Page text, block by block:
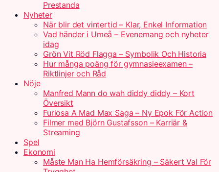
Prestanda
Nyheter
När blir det vintertid – Klar, Enkel Information
Vad händer i Umeå – Evenemang och nyheter
idag
Grön Vit Röd Flagga – Symbolik Och Historia
Hur många poäng för gymnasieexamen –
Riktlinjer och Råd
Nöje
Manfred Mann do wah diddy diddy – Kort
Översikt
Furiosa A Mad Max Saga – Ny Epok För Action
Filmer med Björn Gustafsson – Karriär &
Streaming
Spel
Ekonomi
Måste Man Ha Hemförsäkring – Säkert Val För